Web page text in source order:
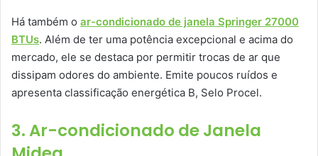
Há também o ar-condicionado de janela Springer 27000
BTUs. Além de ter uma potência excepcional e acima do
mercado, ele se destaca por permitir trocas de ar que
dissipam odores do ambiente. Emite poucos ruídos e
apresenta classificação energética B, Selo Procel.
3. Ar-condicionado de Janela